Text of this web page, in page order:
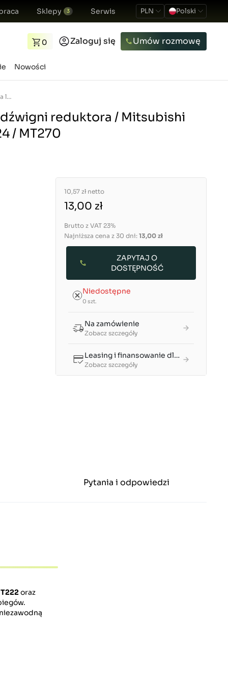
Sklepy 3 Serwis PLN Polski
0 Zaloguj się Umów rozmowę
Nowości
Blacha lokalizacji dźwigni reduktora / Mitsubishi VST MT180 / MT224 / MT270
reduktora / Mitsubishi
/ MT270
10,57 zł netto
13,00 zł
Brutto z VAT 23%
Najniższa cena z 30 dni: 13,00 zł
ZAPYTAJ O
DOSTĘPNOŚĆ
Niedostępne
0 szt.
Na zamówienie
Zobacz szczegóły
Leasing i finansowanie dla firm
Zobacz szczegóły
Pytania i odpowiedzi
oraz